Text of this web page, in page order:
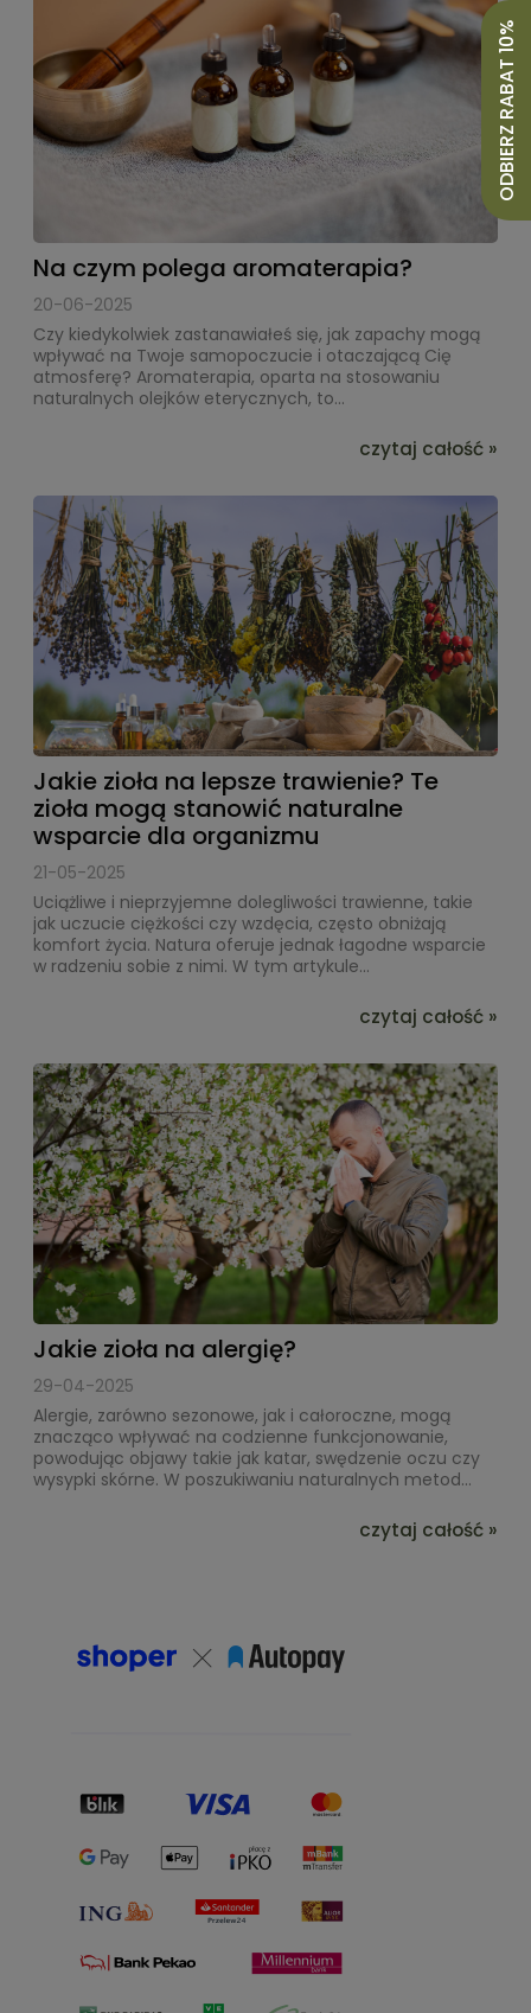
Na czym polega aromaterapia?
20-06-2025
Czy kiedykolwiek zastanawiałeś się, jak zapachy mogą
wpływać na Twoje samopoczucie i otaczającą Cię
atmosferę? Aromaterapia, oparta na stosowaniu
naturalnych olejków eterycznych, to...
czytaj całość »
Jakie zioła na lepsze trawienie? Te
zioła mogą stanowić naturalne
wsparcie dla organizmu
21-05-2025
Uciążliwe i nieprzyjemne dolegliwości trawienne, takie
jak uczucie ciężkości czy wzdęcia, często obniżają
komfort życia. Natura oferuje jednak łagodne wsparcie
w radzeniu sobie z nimi. W tym artykule...
czytaj całość »
Jakie zioła na alergię?
29-04-2025
Alergie, zarówno sezonowe, jak i całoroczne, mogą
znacząco wpływać na codzienne funkcjonowanie,
powodując objawy takie jak katar, swędzenie oczu czy
wysypki skórne. W poszukiwaniu naturalnych metod...
czytaj całość »
ODBIERZ RABAT 10%